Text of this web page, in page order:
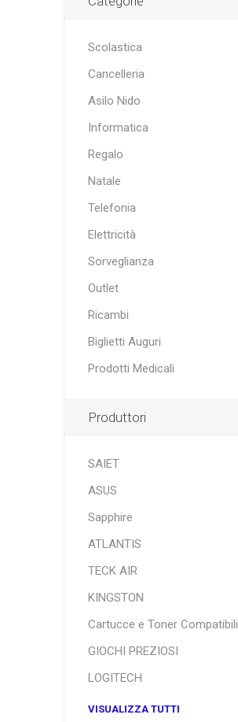
Scolastica
Cancelleria
Asilo Nido
Informatica
Regalo
Natale
Telefonia
Elettricità
Sorveglianza
Outlet
Ricambi
Biglietti Auguri
Prodotti Medicali
Produttori
SAIET
ASUS
Sapphire
ATLANTIS
TECK AIR
KINGSTON
Cartucce e Toner Compatibili
GIOCHI PREZIOSI
LOGITECH
VISUALIZZA TUTTI